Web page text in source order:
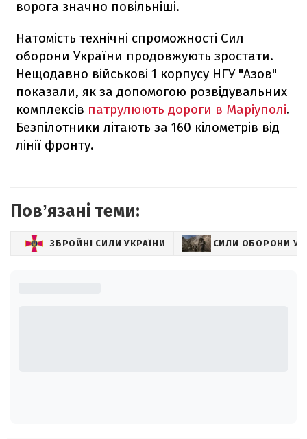
ворога значно повільніші.
Натомість технічні спроможності Сил
оборони України продовжують зростати.
Нещодавно військові 1 корпусу НГУ "Азов"
показали, як за допомогою розвідувальних
комплексів патрулюють дороги в Маріуполі.
Безпілотники літають за 160 кілометрів від
лінії фронту.
Повʼязані теми:
ЗБРОЙНІ СИЛИ УКРАЇНИ СИЛИ ОБОРОНИ